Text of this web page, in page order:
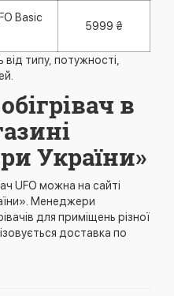
Basic
5999 ₴
від типу, потужності,
в
України»
UFO можна на сайті
Менеджери
для приміщень різної
доставка по